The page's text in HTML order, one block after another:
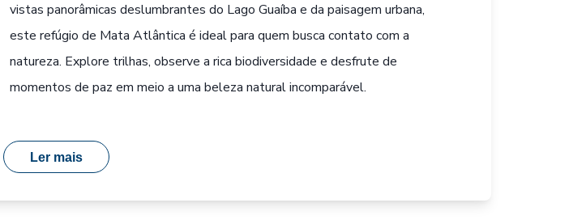
vistas panorâmicas deslumbrantes do Lago Guaíba e da paisagem urbana,
este refúgio de Mata Atlântica é ideal para quem busca contato com a
natureza. Explore trilhas, observe a rica biodiversidade e desfrute de
momentos de paz em meio a uma beleza natural incomparável.
Ler mais